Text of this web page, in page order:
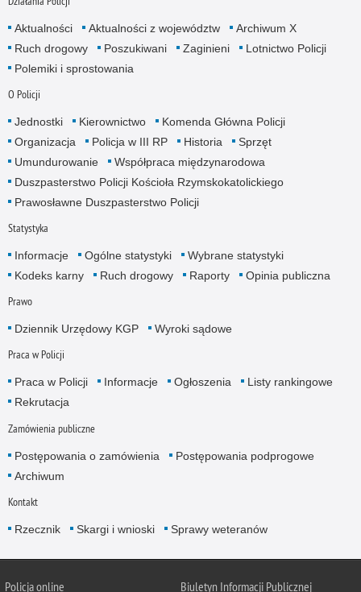
Aktualności Aktualności z województw
Archiwum X
Ruch drogowy
Poszukiwani Zaginieni
Lotnictwo Policji
Polemiki i sprostowania
O Policji
Jednostki Kierownictwo
Komenda Główna Policji
Organizacja
Policja w III RP Historia
Sprzęt
Umundurowanie
Współpraca międzynarodowa
Duszpasterstwo Policji Kościoła Rzymskokatolickiego
Prawosławne Duszpasterstwo Policji
Statystyka
Informacje Ogólne statystyki
Wybrane statystyki
Kodeks karny
Ruch drogowy Raporty Opinia publiczna
Prawo
Dziennik Urzędowy KGP Wyroki sądowe
Praca w Policji
Praca w Policji Informacje Ogłoszenia
Listy rankingowe
Rekrutacja
Zamówienia publiczne
Postępowania o zamówienia
Postępowania podprogowe
Archiwum
Kontakt
Rzecznik Skargi i wnioski Sprawy weteranów
Policjaonline Biuletyn Informacji Publicznej